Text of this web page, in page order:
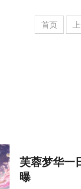
首页
芙蓉梦华一
曝